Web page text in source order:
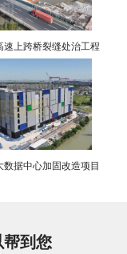
速上跨桥裂缝处治工程
数据中心加固改造项目
到您